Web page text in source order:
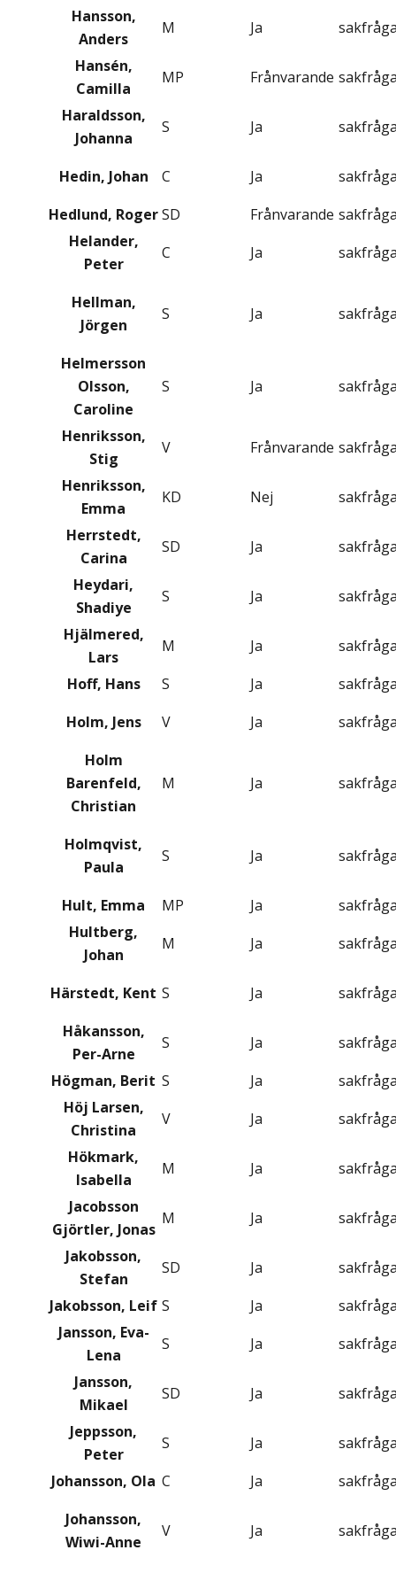
Hansson,
Anders
M Ja
Hansén,
Camilla
MP Frånvarande
Haraldsson,
Johanna
S Ja
Hedin, Johan C Ja
Hedlund, RogerSD Frånvarande
Helander,
Peter
C Ja
Hellman,
Jörgen
S Ja
Helmersson
Olsson,
Caroline
S Ja
Henriksson,
Stig
V Frånvarande
Henriksson,
Emma
KD Nej
Herrstedt,
Carina
SD Ja
Heydari,
Shadiye
S Ja
Hjälmered,
Lars
M Ja
Hoff, Hans
S Ja
Holm, Jens
V Ja
Holm
Barenfeld,
Christian
M Ja
Holmqvist,
Paula
S Ja
Hult, Emma MP Ja
Hultberg,
Johan
M Ja
Härstedt, Kent S Ja
Håkansson,
Per-Arne
S Ja
Högman, Berit S Ja
Höj Larsen,
Christina
V Ja
Hökmark,
Isabella
M Ja
Jacobsson
Gjörtler, Jonas
M Ja
Jakobsson,
Stefan
SD Ja
Jakobsson, Leif S Ja
Jansson, Eva-
Lena
S Ja
Jansson,
Mikael
SD Ja
Jeppsson,
Peter
S Ja
Johansson, Ola C Ja
Johansson,
Wiwi-Anne
V Ja